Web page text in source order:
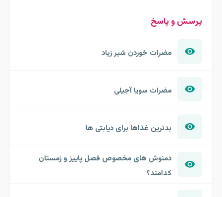
پرسش و پاسخ
مضرات خوردن شیر زیاد
مضرات سویا آجیلی
بدترین غذاها برای دیابتی ها
دمنوش های مخصوص فصل پاییز و زمستان
کدامند؟